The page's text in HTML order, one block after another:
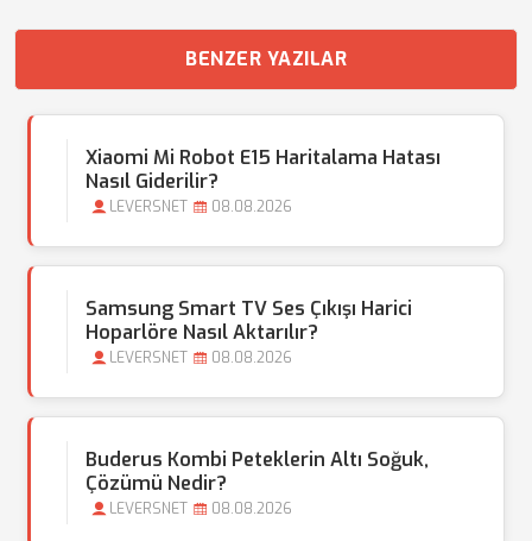
BENZER YAZILAR
Xiaomi Mi Robot E15 Haritalama Hatası
Nasıl Giderilir?
LEVERSNET 08.08.2026
Samsung Smart TV Ses Çıkışı Harici
Hoparlöre Nasıl Aktarılır?
LEVERSNET 08.08.2026
Buderus Kombi Peteklerin Altı Soğuk,
Çözümü Nedir?
LEVERSNET 08.08.2026